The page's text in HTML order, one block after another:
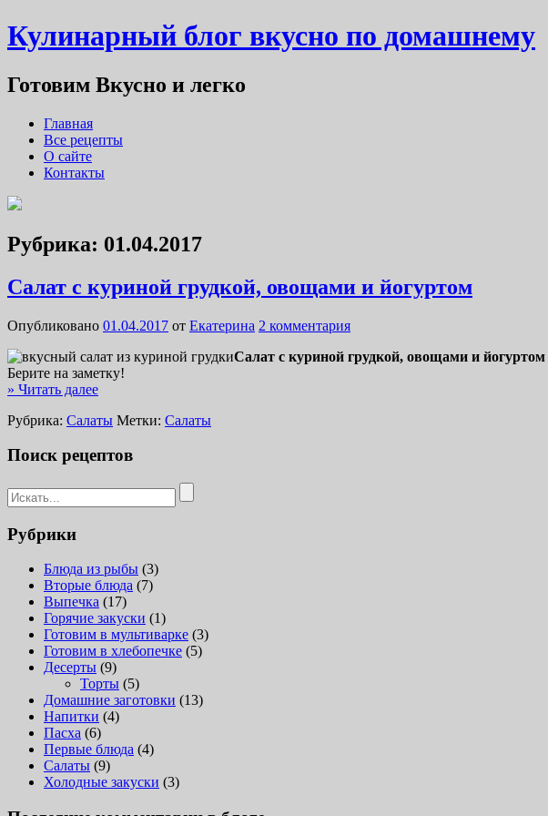
Кулинарный блог вкусно по домашнему
Готовим Вкусно и легко
Главная
Все рецепты
О сайте
Контакты
Рубрика: 01.04.2017
Салат с куриной грудкой, овощами и йогуртом
Опубликовано 01.04.2017 от Екатерина 2 комментария
Салат с куриной грудкой, овощами и йогуртом
Берите на заметку!
» Читать далее
Рубрика: Салаты Метки: Салаты
Поиск рецептов
Рубрики
Блюда из рыбы (3)
Вторые блюда (7)
Выпечка (17)
Горячие закуски (1)
Готовим в мультиварке (3)
Готовим в хлебопечке (5)
Десерты (9)
Торты (5)
Домашние заготовки (13)
Напитки (4)
Пасха (6)
Первые блюда (4)
Салаты (9)
Холодные закуски (3)